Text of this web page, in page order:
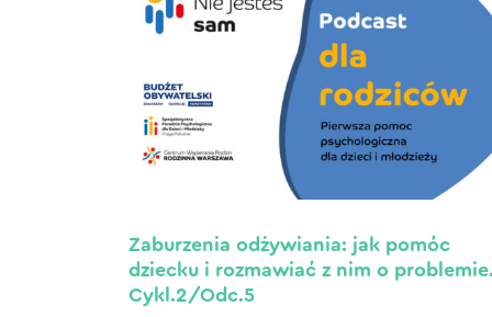
Zaburzenia odżywiania: jak pomóc
dziecku i rozmawiać z nim o
Cykl.2/Odc.5